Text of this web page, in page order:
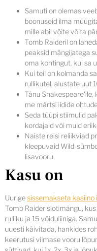
Samuti on olemas
boonuseid ilma
mille abil võite võita
Tomb Raideril on
peaksid mängijatega
oma kohtingut, kui sa
Kui teil on kolmanda
rullikutel, alustate uut
Tänu
me märtsi iidide
Seda tüüpi stiimulid
kordajaid või muid
Naiste reisi reliikviad
kleepuvaid Wild-
lisavooru.
Kasu on
Uurigesissemakseta
Tomb Raider slotimängu,
rulliku ja 15 võiduliiniga.
uuesti käivitada, hankides
keerutusi viimase vooru